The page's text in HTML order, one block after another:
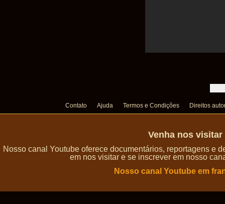
Contato Ajuda Termos e Condições Direitos
Venha nos
Nosso canal Youtube oferece documentários, reportagens e
em nos visitar e se inscrever em nosso
Nosso canal Youtube em